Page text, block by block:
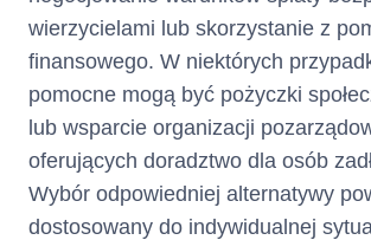
– opis towaru lub usługi:
Wymagane
zabezpieczeni
a kredytu :*
– rodzaj
kredytu:
Nie dotyczy
wierzycielami lub skorzystanie z
finansowego. W niektórych
pomocne mogą być pożyczki
lub wsparcie organizacji
oferujących doradztwo dla osób
Wybór odpowiedniej alternatywy
dostosowany do indywidualnej